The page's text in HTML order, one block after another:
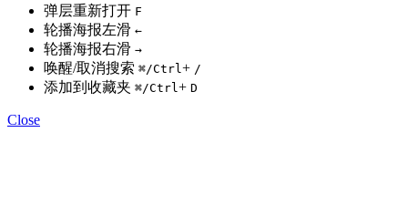
弹层重新打开 F
轮播海报左滑 ←
轮播海报右滑 →
唤醒/取消搜索 ⌘/Ctrl + /
添加到收藏夹 ⌘/Ctrl + D
Close